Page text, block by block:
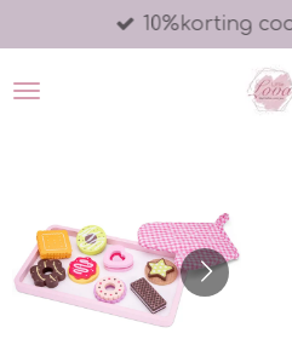
direct
naar
10%korting